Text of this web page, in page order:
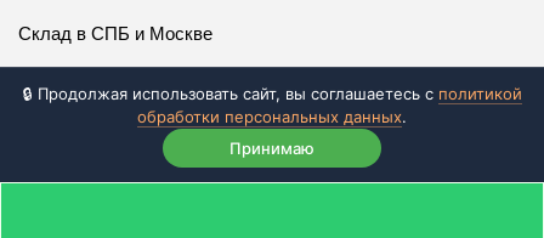
🔒 Продолжая использовать сайт, вы соглашаетесь с политикой
обработки персональных данных.
Принимаю
Склад в СПБ и Москве